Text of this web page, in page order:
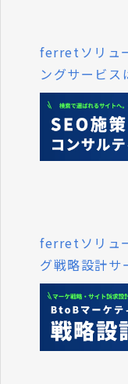
ferretソリュ
ングサービス
ferretソリュ
グ戦略設計サ